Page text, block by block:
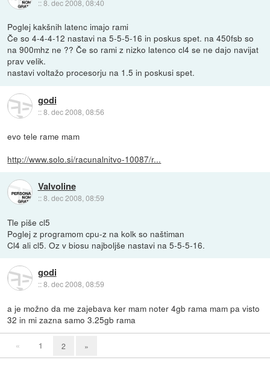
::8. dec 2008, 08:40
Poglej kakšnih latenc imajo rami
Če so 4-4-4-12 nastavi na 5-5-5-16 in poskus spet. na 450fsb so
na 900mhz ne ?? Če so rami z nizko latenco cl4 se ne dajo navijat
prav velik.
nastavi voltažo procesorju na 1.5 in poskusi spet.
godi
::8. dec 2008, 08:56
evo tele rame mam
http://www.solo.si/racunalnitvo-10087/r...
Valvoline
::8. dec 2008, 08:59
Tle piše cl5
Poglej z programom cpu-z na kolk so naštiman
Cl4 ali cl5. Oz v biosu najboljše nastavi na 5-5-5-16.
godi
::8. dec 2008, 08:59
a je možno da me zajebava ker mam noter 4gb rama mam pa visto
32 in mi zazna samo 3.25gb rama
« 1 2 »